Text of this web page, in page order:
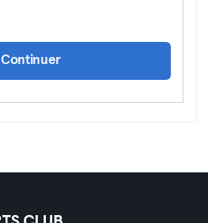
Continuer